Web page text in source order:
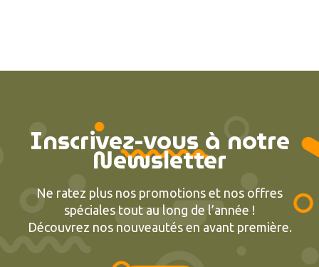
Inscrivez-vous à notre
Newsletter
Ne ratez plus nos promotions et nos offres
spéciales tout au long de l’année !
Découvrez nos nouveautés en avant première.